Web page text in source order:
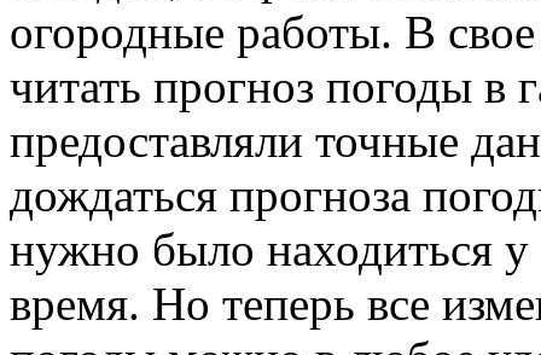
огородные работы. В
читать прогноз погоды в
предоставляли точные
дождаться прогноза
нужно было находиться у
время. Но теперь все